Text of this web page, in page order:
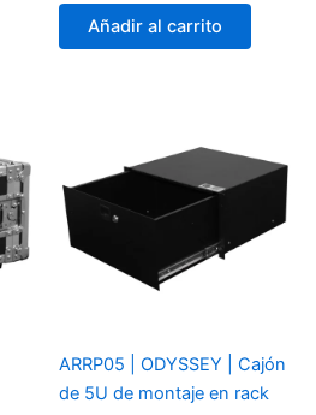
Añadir al carrito
ARRP05 | ODYSSEY | Cajón
de 5U de montaje en rack